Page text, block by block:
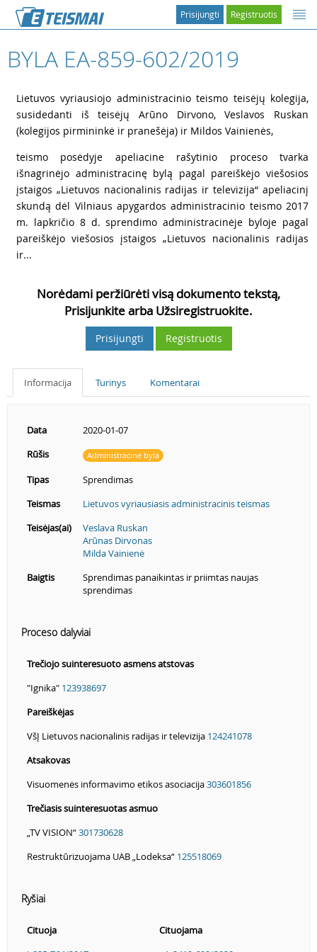
Registruotis
Prisijungti
BYLA EA-859-602/2019
Lietuvos vyriausiojo administracinio teismo teisėjų kolegija,
susidedanti iš teisėjų Arūno Dirvono, Veslavos Ruskan
(kolegijos pirmininkė ir pranešėja) ir Mildos Vainienės,
teismo posėdyje apeliacine rašytinio proceso tvarka
išnagrinėjo administracinę bylą pagal pareiškėjo viešosios
įstaigos „Lietuvos nacionalinis radijas ir televizija“ apeliacinį
skundą dėl Vilniaus apygardos administracinio teismo 2017
m. lapkričio 8 d. sprendimo administracinėje byloje pagal
pareiškėjo viešosios įstaigos „Lietuvos nacionalinis radijas
ir...
Norėdami peržiūrėti visą dokumento tekstą,
Prisijunkite arba Užsiregistruokite.
Prisijungti Registruotis
Informacija Turinys Komentarai
Data
2020-01-07
Rūšis
Administracinė byla
Tipas
Sprendimas
Teismas
Lietuvos vyriausiasis administracinis teismas
Teisėjas(ai)
Veslava Ruskan
Arūnas Dirvonas
Milda Vainienė
Baigtis
Sprendimas panaikintas ir priimtas naujas
sprendimas
Proceso dalyviai
Trečiojo suinteresuoto asmens atstovas
"Ignika" 123938697
Pareiškėjas
VšĮ Lietuvos nacionalinis radijas ir televizija 124241078
Atsakovas
Visuomenės informavimo etikos asociacija303601856
Trečiasis suinteresuotas asmuo
„TV VISION“301730628
Restruktūrizuojama UAB „Lodeksa“ 125518069
Ryšiai
Cituoja
Cituojama